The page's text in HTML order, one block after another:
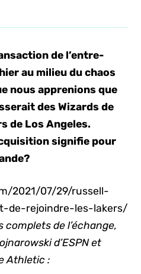
de l’entre-
au milieu du chaos
nous apprenions que
des Wizards de
de Los Angeles.
signifie pour
2021/07/29/russell-
de-rejoindre-les-lakers/
complets de l’échange,
d’ESPN et
Athletic :